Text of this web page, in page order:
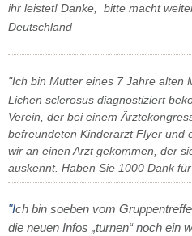
ihr leistet! Danke, bitte macht
Deutschland
"Ich bin Mutter eines 7 Jahre alten
Lichen sclerosus diagnostiziert
Verein, der bei einem
befreundeten Kinderarzt Flyer und
wir an einen Arzt gekommen, der
auskennt. Haben Sie 1000 Dank
"Ich bin soeben vom
die neuen Infos „turnen“ noch ein